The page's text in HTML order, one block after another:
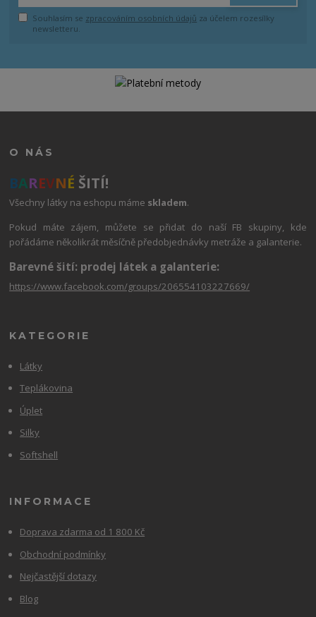
Souhlasím se zpracováním osobních údajů za účelem rozesílky
newsletteru.
O NÁS
BAREVNÉ ŠITÍ!
Všechny látky na eshopu máme skladem.
Pokud máte zájem, můžete se přidat do naší FB skupiny, kde
pořádáme několikrát měsíčně předobjednávky metráže a galanterie.
Barevné šití: prodej látek a galanterie:
https://www.facebook.com/groups/206554103227669/
KATEGORIE
Látky
Teplákovina
Úplet
Silky
Softshell
INFORMACE
Doprava zdarma od 1 800 Kč
Obchodní podmínky
Nejčastější dotazy
Blog